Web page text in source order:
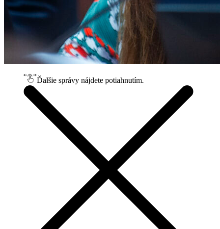
Ďalšie správy nájdete potiahnutím.